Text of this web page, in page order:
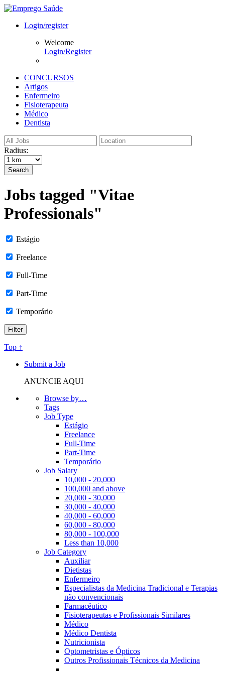
Login/register
Welcome
Login/Register
CONCURSOS
Artigos
Enfermeiro
Fisioterapeuta
Médico
Dentista
Radius:
Search
Jobs tagged "Vitae
Professionals"
Estágio
Freelance
Full-Time
Part-Time
Temporário
Top ↑
Submit a Job
ANUNCIE AQUI
Browse by…
Tags
Job Type
Estágio
Freelance
Full-Time
Part-Time
Temporário
Job Salary
10,000 - 20,000
100,000 and above
20,000 - 30,000
30,000 - 40,000
40,000 - 60,000
60,000 - 80,000
80,000 - 100,000
Less than 10,000
Job Category
Auxiliar
Dietistas
Enfermeiro
Especialistas da Medicina Tradicional e Terapias
não convencionais
Farmacêutico
Fisioterapeutas e Profissionais Similares
Médico
Médico Dentista
Nutricionista
Optometristas e Ópticos
Outros Profissionais Técnicos da Medicina